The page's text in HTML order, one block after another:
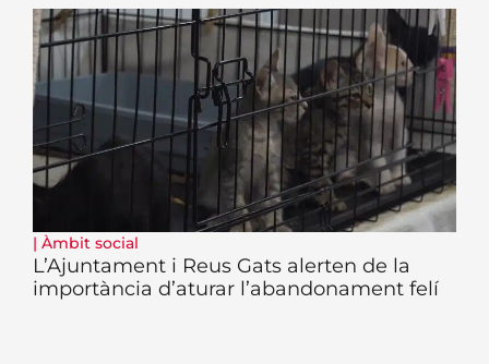
| Àmbit social
L’Ajuntament i Reus Gats alerten de la
importància d’aturar l’abandonament felí